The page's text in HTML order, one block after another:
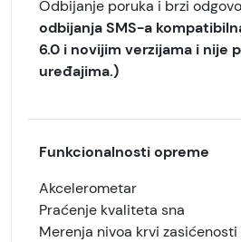
Odbijanje poruka i brzi
odbijanja SMS-a
6.0 i novijim verzijama i nije
uređajima.)
Funkcionalnosti opreme
Akcelerometar
Praćenje kvaliteta sna
Merenja nivoa krvi